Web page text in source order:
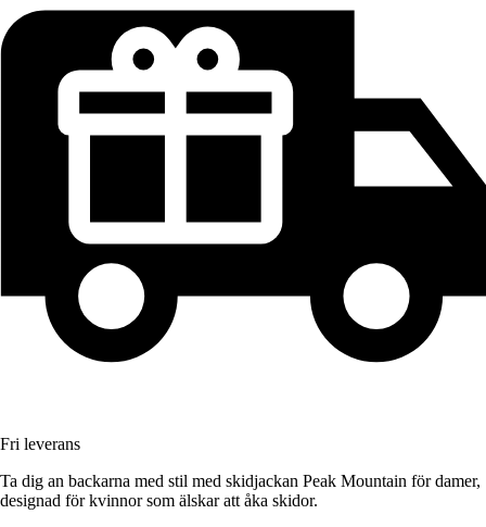
Fri leverans
Ta dig an backarna med stil med skidjackan Peak Mountain för damer,
designad för kvinnor som älskar att åka skidor.